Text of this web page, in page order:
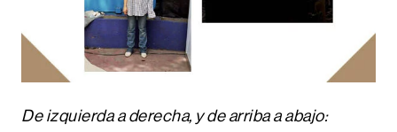
De izquierda a derecha, y de arriba a abajo: